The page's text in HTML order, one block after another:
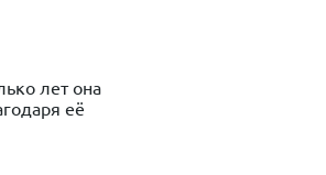
лет она
её
и